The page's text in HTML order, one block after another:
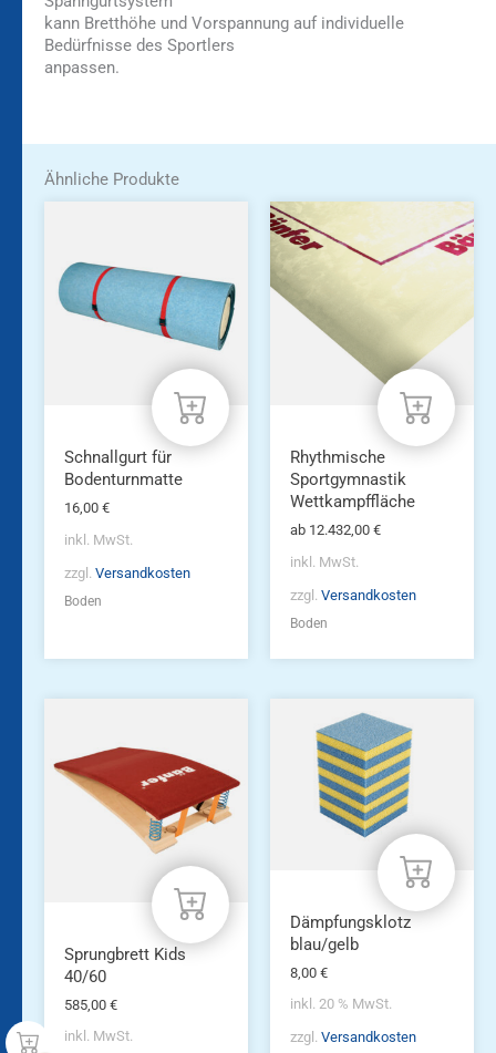
kann Bretthöhe und Vorspannung auf individuelle
Bedürfnisse des Sportlers
anpassen.
Ähnliche Produkte
mehrere
Varianten
auf.
Produktseite
gewählt
werden
Schnallgurt für
Bodenturnmatte
16,00 €
inkl. MwSt.
zzgl. Versandkosten
Boden
Dieses
Produkt
weist
Varianten
auf.
Produktseite
gewählt
werden
Rhythmische
Sportgymnastik
Wettkampffläche
ab 12.432,00 €
inkl. MwSt.
zzgl. Versandkosten
Boden
weist
mehrere
Varianten
Produktseite
gewählt
werden
Sprungbrett Kids
40/60
585,00 €
inkl. MwSt.
Dämpfungsklotz
blau/gelb
8,00 €
inkl. 20 % MwSt.
zzgl. Versandkosten